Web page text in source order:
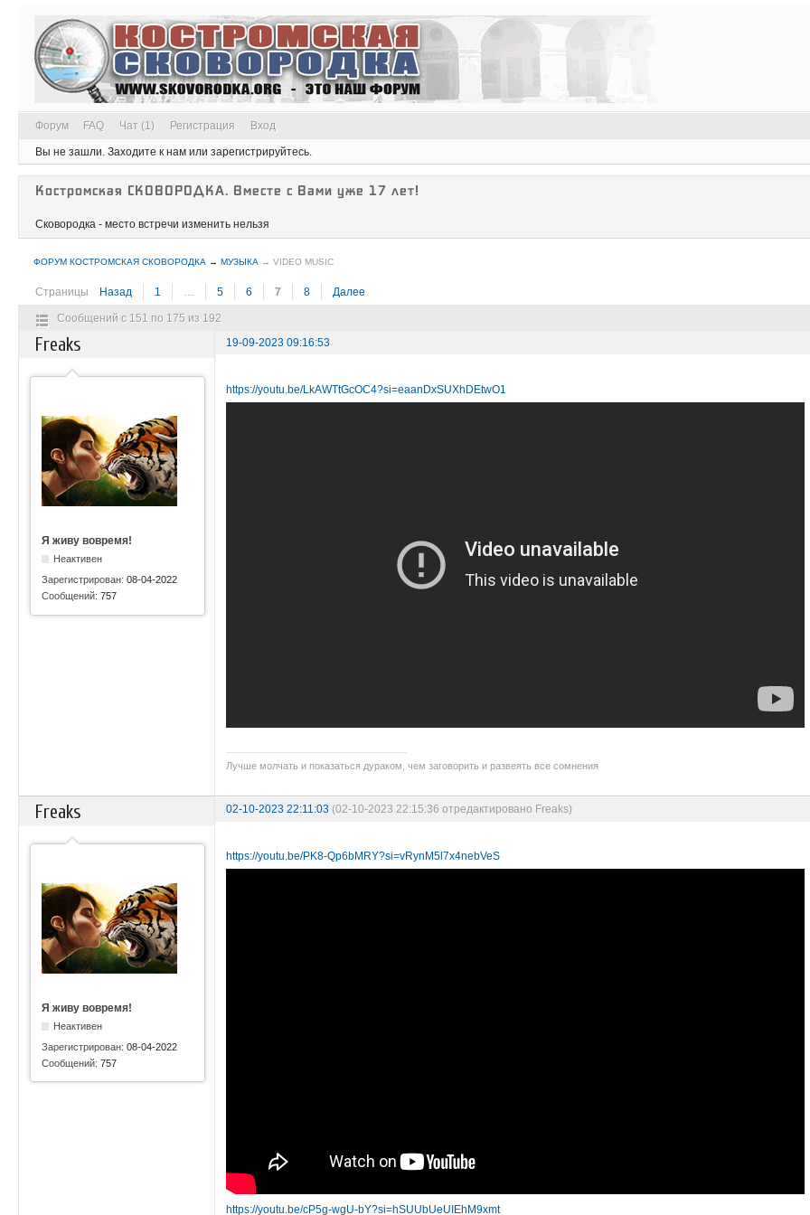
Форум FAQ Чат (1) Регистрация Вход
Вы не зашли. Заходите к нам или зарегистрируйтесь.
Костромская СКОВОРОДКА. Вместе с Вами уже 17 лет!
Сковородка - место встречи изменить нельзя
ФОРУМ КОСТРОМСКАЯ СКОВОРОДКА →МУЗЫКА →VIDEO MUSIC
Страницы Назад 1 … 5 6 7 8 Далее
Сообщений с 151 по 175 из 192
Freaks 19-09-2023 09:16:53
Я живу вовремя!
Неактивен
Зарегистрирован:08-04-2022
Сообщений:757
https://youtu.be/LkAWTtGcOC4?si=eaanDxSUXhDEtwO1
Лучше молчать и показаться дураком, чем заговорить и развеять все сомнения
Freaks 02-10-2023 22:11:03 (02-10-2023 22:15:36 отредактировано Freaks)
Я живу вовремя!
Неактивен
Зарегистрирован:08-04-2022
Сообщений:757
https://youtu.be/PK8-Qp6bMRY?si=vRynM5l7x4nebVeS
https://youtu.be/cP5g-wgU-bY?si=hSUUbUeUIEhM9xmt